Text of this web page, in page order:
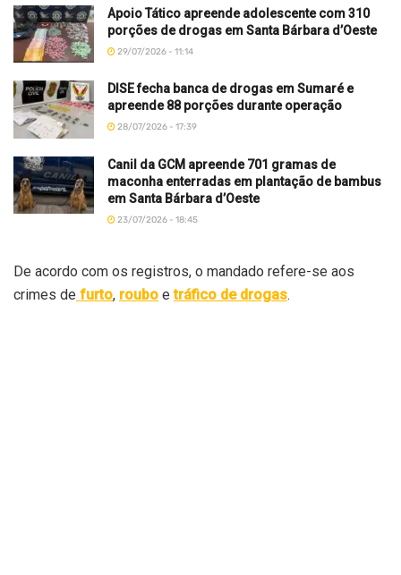
Apoio Tático apreende adolescente com 310
porções de drogas em Santa Bárbara d’Oeste
29/07/2026 - 11:14
DISE fecha banca de drogas em Sumaré e
apreende 88 porções durante operação
28/07/2026 - 17:39
Canil da GCM apreende 701 gramas de
maconha enterradas em plantação de bambus
em Santa Bárbara d’Oeste
23/07/2026 - 18:45
De acordo com os registros, o mandado refere-se aos
crimes de furto, roubo etráfico de drogas.